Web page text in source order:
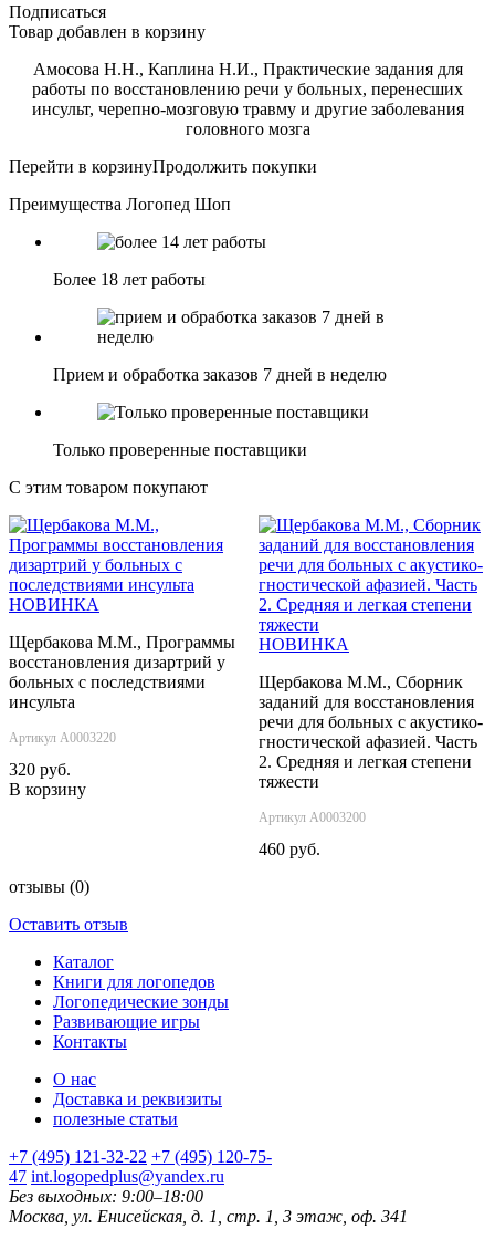
Подписаться
Товар добавлен в корзину
Амосова Н.Н., Каплина Н.И., Практические задания для
работы по восстановлению речи у больных, перенесших
инсульт, черепно-мозговую травму и другие заболевания
головного мозга
Перейти в корзинуПродолжить покупки
Преимущества Логопед Шоп
Более 18 лет работы
Прием и обработка заказов 7 дней в неделю
Только проверенные поставщики
С этим товаром покупают
НОВИНКА
Щербакова М.М., Программы
восстановления дизартрий у
больных с последствиями
инсульта
Артикул А0003220
320 руб.
В корзину
НОВИНКА
Щербакова М.М., Сборник
заданий для восстановления
речи для больных с акустико-
гностической афазией. Часть
2. Средняя и легкая степени
тяжести
Артикул А0003200
460 руб.
отзывы (0)
Оставить отзыв
Каталог
Книги для логопедов
Логопедические зонды
Развивающие игры
Контакты
О нас
Доставка и реквизиты
полезные статьи
+7 (495) 121-32-22 +7 (495) 120-75-
47 int.logopedplus@yandex.ru
Без выходных: 9:00–18:00
Москва, ул. Енисейская, д. 1, стр. 1, 3 этаж, оф. 341